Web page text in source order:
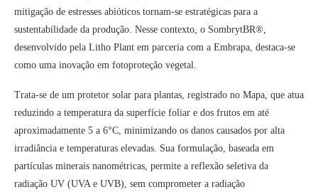
mitigação de estresses abióticos tornam-se estratégicas para a
sustentabilidade da produção. Nesse contexto, o SombrytBR®,
desenvolvido pela Litho Plant em parceria com a Embrapa, destaca-se
como uma inovação em fotoproteção vegetal.
Trata-se de um protetor solar para plantas, registrado no Mapa, que atua
reduzindo a temperatura da superfície foliar e dos frutos em até
aproximadamente 5 a 6°C, minimizando os danos causados por alta
irradiância e temperaturas elevadas. Sua formulação, baseada em
partículas minerais nanométricas, permite a reflexão seletiva da
radiação UV (UVA e UVB), sem comprometer a radiação